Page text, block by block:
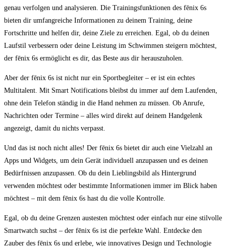
genau verfolgen und analysieren. Die Trainingsfunktionen des fēnix ​6s
bieten dir ⁢umfangreiche Informationen zu​ deinem Training, deine
Fortschritte ⁢und helfen​ dir, deine Ziele zu erreichen.‌ Egal, ob du deinen
Laufstil verbessern oder ‍deine Leistung im Schwimmen steigern ​möchtest,
der⁣ fēnix 6s⁣ ermöglicht ⁤es⁣ dir, das Beste aus ​dir herauszuholen.
Aber der fēnix 6s ist nicht nur ein Sportbegleiter – er ist ein echtes
Multitalent. Mit ⁤Smart Notifications⁣ bleibst du immer auf⁣ dem Laufenden, ​
ohne dein Telefon ständig in die‌ Hand⁤ nehmen⁣ zu müssen. Ob Anrufe,
Nachrichten oder Termine – alles wird direkt auf⁢ deinem Handgelenk
angezeigt, damit du nichts verpasst.
Und das ist noch nicht ⁢alles!⁤ Der⁣ fēnix 6s bietet dir auch eine Vielzahl an
‍Apps und ⁢Widgets, ⁤um dein Gerät individuell‍ anzupassen und es deinen
Bedürfnissen anzupassen. Ob du dein Lieblingsbild ​als Hintergrund
verwenden möchtest oder bestimmte Informationen immer​ im Blick haben
möchtest – mit dem ⁢fēnix 6s hast du die volle⁣ Kontrolle.
Egal, ob‌ du deine Grenzen austesten möchtest oder‌ einfach nur eine stilvolle‍
Smartwatch suchst – der fēnix 6s ist die perfekte Wahl. Entdecke⁤ den⁢
Zauber ⁣des fēnix 6s und erlebe, ‌wie innovatives Design und Technologie​